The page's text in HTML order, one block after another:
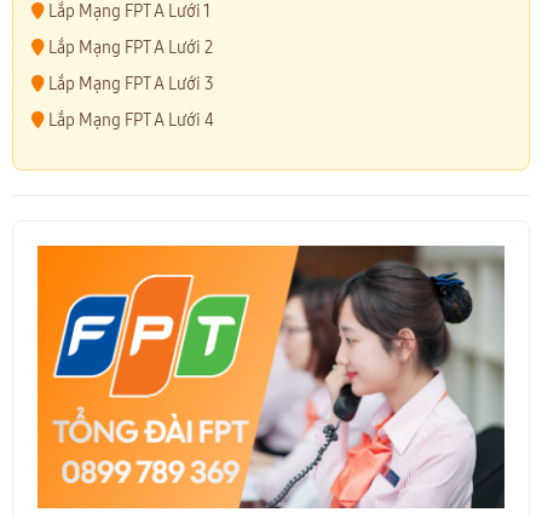
Lắp Mạng FPT A Lưới 1
Lắp Mạng FPT A Lưới 2
Lắp Mạng FPT A Lưới 3
Lắp Mạng FPT A Lưới 4